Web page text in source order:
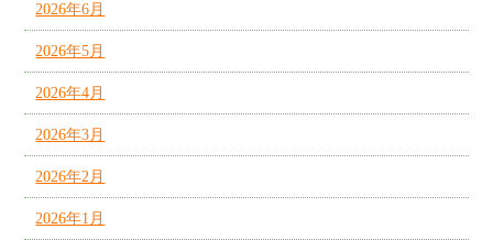
2026年6月
2026年5月
2026年4月
2026年3月
2026年2月
2026年1月